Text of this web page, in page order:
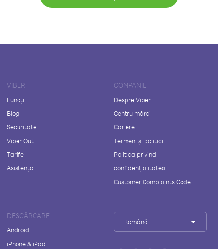
VIBER
Funcții
Blog
Securitate
Viber Out
Tarife
Asistență
COMPANIE
Despre Viber
Centru mărci
Cariere
Termeni și politici
Politica privind
confidențialitatea
Customer Complaints Code
DESCĂRCARE
Android
iPhone & iPad
Română